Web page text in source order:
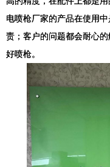
电喷枪厂家的产品在使用
责；客户的问题都会耐心
好喷枪。